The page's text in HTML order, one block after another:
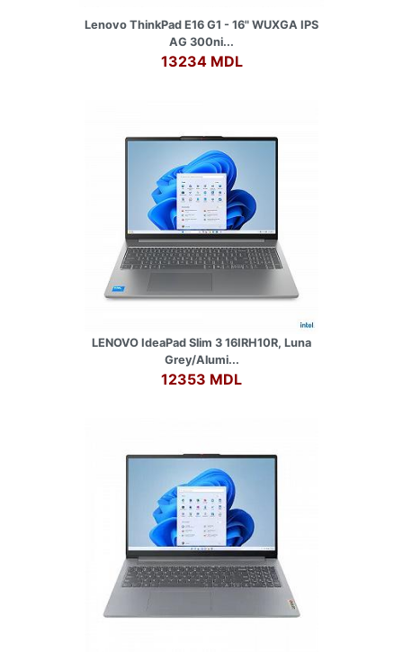
Lenovo ThinkPad E16 G1 - 16" WUXGA IPS
AG 300ni...
13234 MDL
LENOVO IdeaPad Slim 3 16IRH10R, Luna
Grey/Alumi...
12353 MDL